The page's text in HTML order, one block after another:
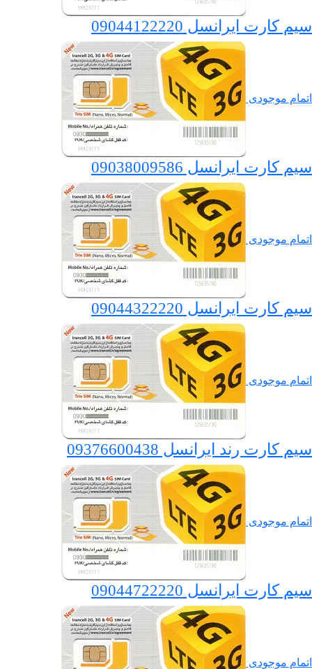
سیم کارت ایرانسل 09044122220
اتمام موجودی
سیم کارت ایرانسل 09038009586
اتمام موجودی
سیم کارت ایرانسل 09044322220
اتمام موجودی
سیم کارت رند ایرانسل 09376600438
اتمام موجودی
سیم کارت ایرانسل 09044722220
اتمام موجودی